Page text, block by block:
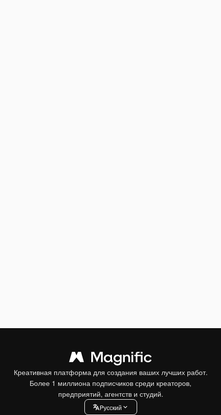
Креативная платформа для создания ваших лучших работ.
Более 1 миллиона подписчиков среди креаторов,
предприятий, агентств и студий.
Pусский